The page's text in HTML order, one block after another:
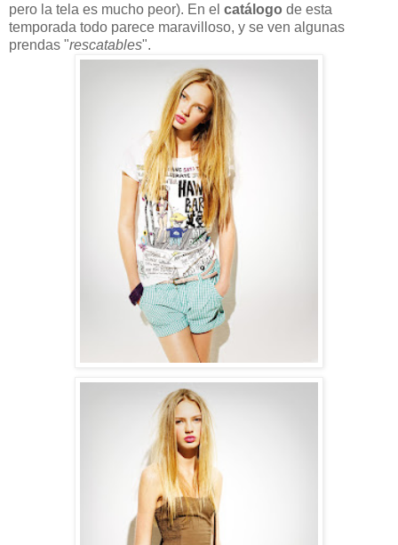
pero la tela es mucho peor). En el catálogo de esta
temporada todo parece maravilloso, y se ven algunas
prendas "rescatables".